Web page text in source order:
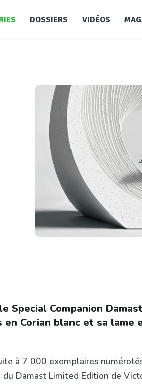
DOSSIERS VIDÉOS
Special Companion
Corian blanc et sa lame
à 7 000 exemplaires
Damast Limited Edition de